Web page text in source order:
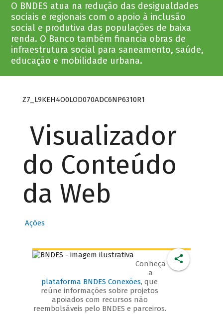
O BNDES atua na redução das desigualdades
sociais e regionais com o apoio à inclusão
social e produtiva das populações de baixa
renda. O Banco também financia obras de
infraestrutura social para saneamento, saúde,
educação e mobilidade urbana.
Z7_L9KEH4O0LOD070ADC6NP6310R1
Visualizador
do Conteúdo
da Web
Ações
Conheça
a
plataforma BNDES Conexões, que
reúne informações sobre projetos
apoiados com recursos não
reembolsáveis pelo BNDES e parceiros.